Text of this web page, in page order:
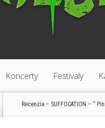
Koncerty Festivaly
Recenzia – SUFFOCATION – “